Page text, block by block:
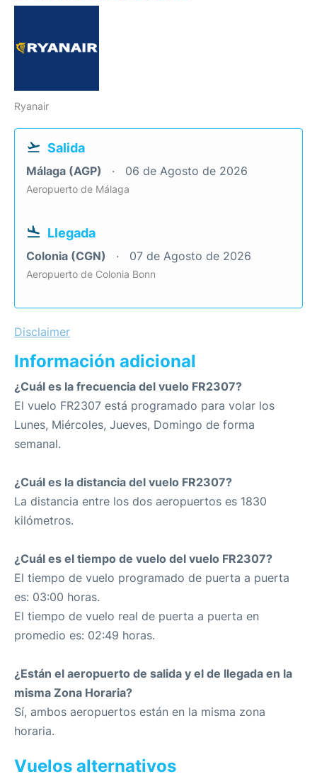
Ryanair
Salida
Málaga (AGP) 06 de Agosto de 2026
Aeropuerto de Málaga
Llegada
Colonia (CGN) 07 de Agosto de 2026
Aeropuerto de Colonia Bonn
Disclaimer
Información adicional
¿Cuál es la frecuencia del vuelo FR2307?
El vuelo FR2307 está programado para volar los
Lunes, Miércoles, Jueves, Domingo de forma
semanal.
¿Cuál es la distancia del vuelo FR2307?
La distancia entre los dos aeropuertos es 1830
kilómetros.
¿Cuál es el tiempo de vuelo del vuelo FR2307?
El tiempo de vuelo programado de puerta a puerta
es: 03:00 horas.
El tiempo de vuelo real de puerta a puerta en
promedio es: 02:49 horas.
¿Están el aeropuerto de salida y el de llegada en la
misma Zona Horaria?
Sí, ambos aeropuertos están en la misma zona
horaria.
Vuelos alternativos